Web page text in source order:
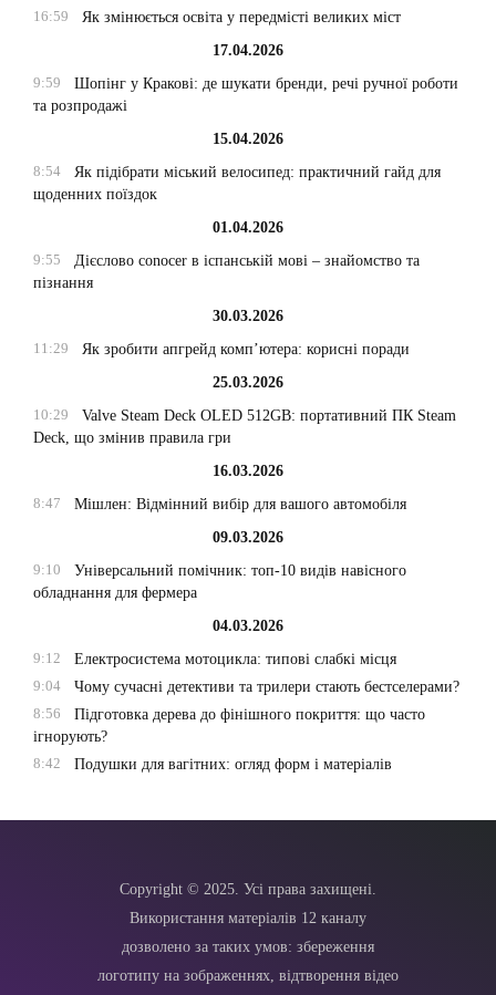
16:59
Як змінюється освіта у передмісті великих міст
17.04.2026
9:59
Шопінг у Кракові: де шукати бренди, речі ручної роботи
та розпродажі
15.04.2026
8:54
Як підібрати міський велосипед: практичний гайд для
щоденних поїздок
01.04.2026
9:55
Дієслово conocer в іспанській мові – знайомство та
пізнання
30.03.2026
11:29
Як зробити апгрейд комп’ютера: корисні поради
25.03.2026
10:29
Valve Steam Deck OLED 512GB: портативний ПК Steam
Deck, що змінив правила гри
16.03.2026
8:47
Мішлен: Відмінний вибір для вашого автомобіля
09.03.2026
9:10
Універсальний помічник: топ-10 видів навісного
обладнання для фермера
04.03.2026
9:12
Електросистема мотоцикла: типові слабкі місця
9:04
Чому сучасні детективи та трилери стають бестселерами?
8:56
Підготовка дерева до фінішного покриття: що часто
ігнорують?
8:42
Подушки для вагітних: огляд форм і матеріалів
Copyright © 2025. Усі права захищені.
Використання матеріалів 12 каналу
дозволено за таких умов: збереження
логотипу на зображеннях, відтворення відео